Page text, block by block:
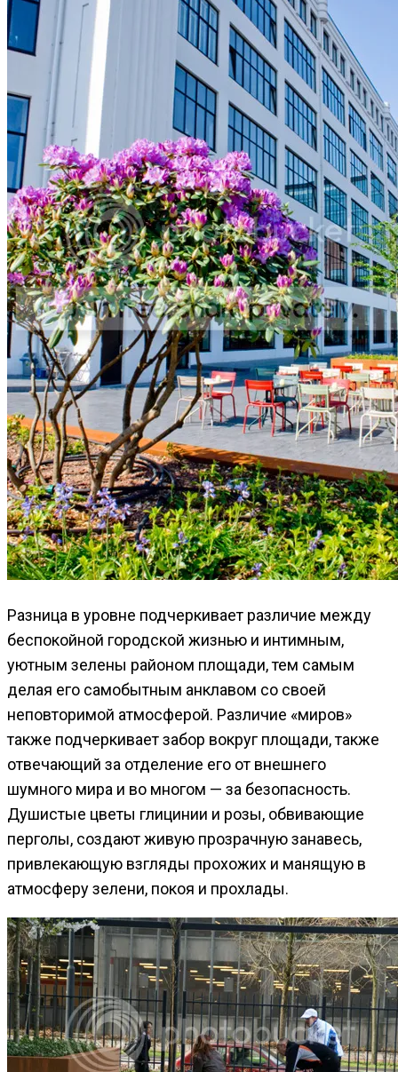
Разница в уровне подчеркивает различие между
беспокойной городской жизнью и интимным,
уютным зелены районом площади, тем самым
делая его самобытным анклавом со своей
неповторимой атмосферой. Различие «миров»
также подчеркивает забор вокруг площади, также
отвечающий за отделение его от внешнего
шумного мира и во многом — за безопасность.
Душистые цветы глицинии и розы, обвивающие
перголы, создают живую прозрачную занавесь,
привлекающую взгляды прохожих и манящую в
атмосферу зелени, покоя и прохлады.